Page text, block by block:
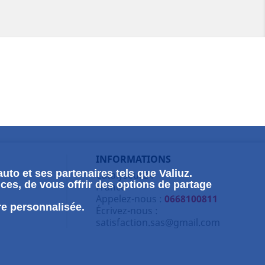
INFORMATIONS
Catalyseur24
France
Appelez-nous : 0668100811
Écrivez-nous :
satisfaction.sas@gmail.com
et ses partenaires tels que Valiuz.
de vous offrir des options de partage
personnalisée.